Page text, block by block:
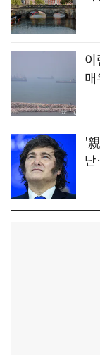
이
매
'
난